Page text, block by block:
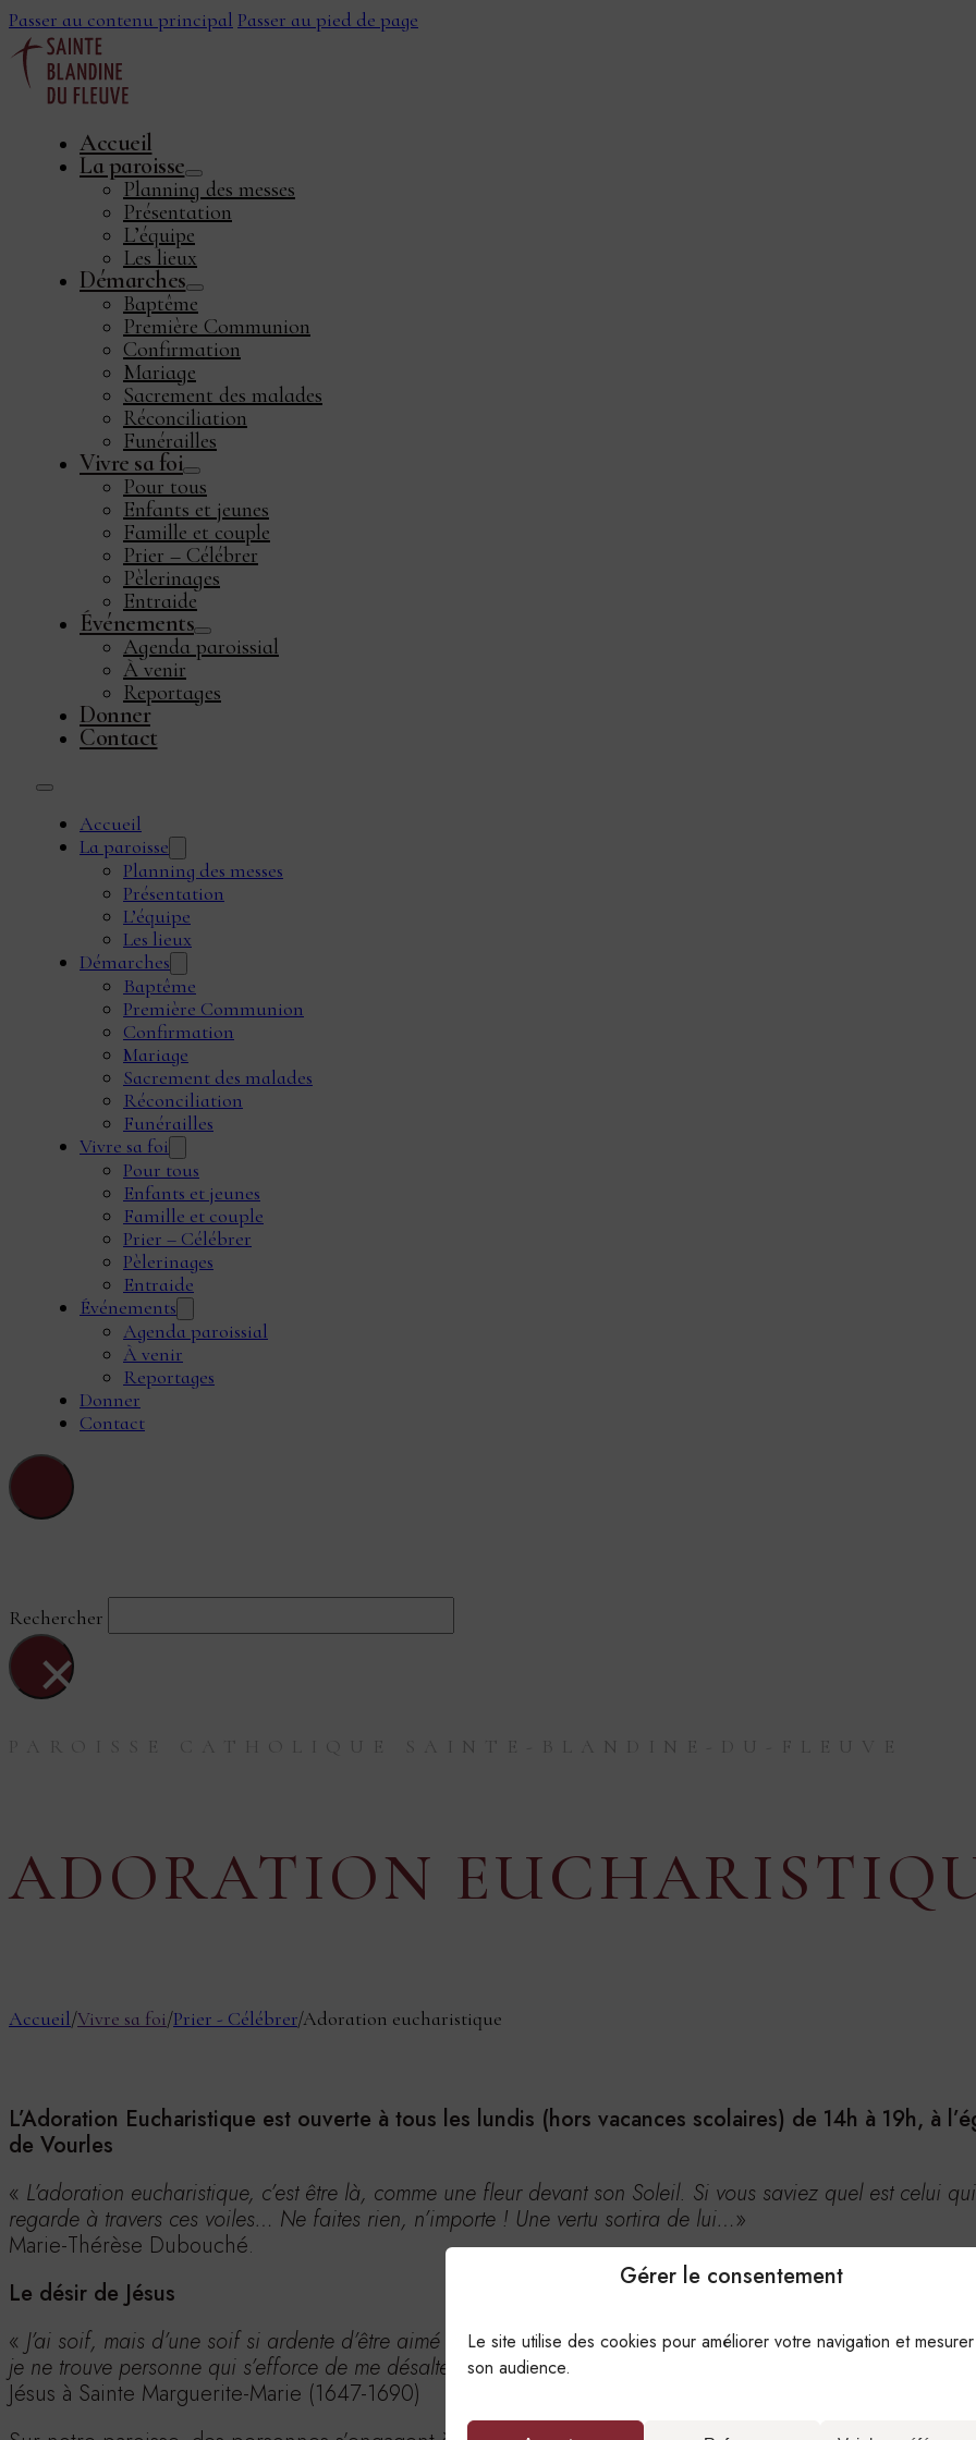
Gérer le consentement
Le site utilise des cookies pour améliorer votre navigation et mesurer
son audience.
Passer au contenu principal Passer au pied de page
Accueil
La paroisse
Planning des messes
Présentation
L’équipe
Les lieux
Démarches
Baptême
Première Communion
Confirmation
Mariage
Sacrement des malades
Réconciliation
Funérailles
Vivre sa foi
Pour tous
Enfants et jeunes
Famille et couple
Prier – Célébrer
Pèlerinages
Entraide
Événements
Agenda paroissial
À venir
Reportages
Donner
Contact
Accueil
La paroisse
Planning des messes
Présentation
L’équipe
Les lieux
Démarches
Baptême
Première Communion
Confirmation
Mariage
Sacrement des malades
Réconciliation
Funérailles
Vivre sa foi
Pour tous
Enfants et jeunes
Famille et couple
Prier – Célébrer
Pèlerinages
Entraide
Événements
Agenda paroissial
À venir
Reportages
Donner
Contact
Rechercher
×
PAROISSE CATHOLIQUE SAINTE-BLANDINE-DU-FLEUVE
ADORATION
Accueil/Vivre sa foi/Prier - Célébrer/Adoration eucharistique
L’Adoration Eucharistique est ouverte à tous les lundis (hors vacances scolaires) de 14h à 19h, à
de Vourles
« L’adoration eucharistique, c’est être là, comme une fleur devant son Soleil. Si vous saviez quel est celui
regarde à travers ces voiles… Ne faites rien, n’importe ! Une vertu sortira de lui…»
Marie-Thérèse Dubouché.
Le désir de Jésus
« J’ai soif, mais d’une soif si ardente d’être aimé des hommes au Saint Sacrement, que cette soif me
je ne trouve personne qui s’efforce de me désaltérer.»
Jésus à Sainte Marguerite-Marie (1647-1690)